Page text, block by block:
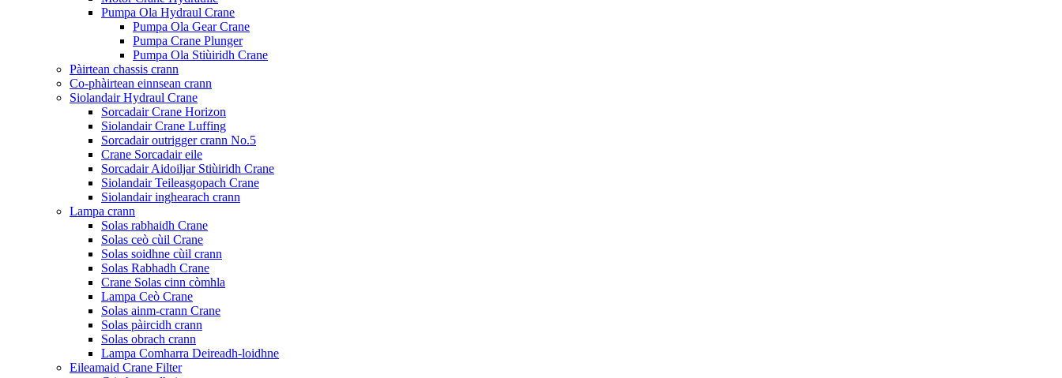
Pumpa Ola Hydraul Crane
Pumpa Ola Gear Crane
Pumpa Crane Plunger
Pumpa Ola Stiùiridh Crane
Pàirtean chassis crann
Co-phàirtean einnsean crann
Siolandair Hydraul Crane
Sorcadair Crane Horizon
Siolandair Crane Luffing
Sorcadair outrigger crann No.5
Crane Sorcadair eile
Sorcadair Aidoiljar Stiùiridh Crane
Siolandair Teileasgopach Crane
Siolandair inghearach crann
Lampa crann
Solas rabhaidh Crane
Solas ceò cùil Crane
Solas soidhne cùil crann
Solas Rabhadh Crane
Crane Solas cinn còmhla
Lampa Ceò Crane
Solas ainm-crann Crane
Solas pàircidh crann
Solas obrach crann
Lampa Comharra Deireadh-loidhne
Eileamaid Crane Filter